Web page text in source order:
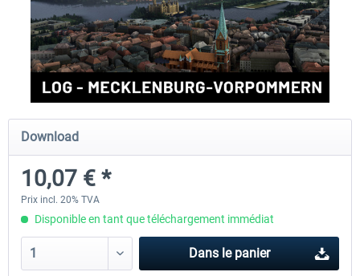
Aerosoft Airport Cologne/Bonn sim-wings Hamburg
Download
10,07 € *
Prix incl. 20% TVA
Disponible en tant que téléchargement immédiat
Dans le panier